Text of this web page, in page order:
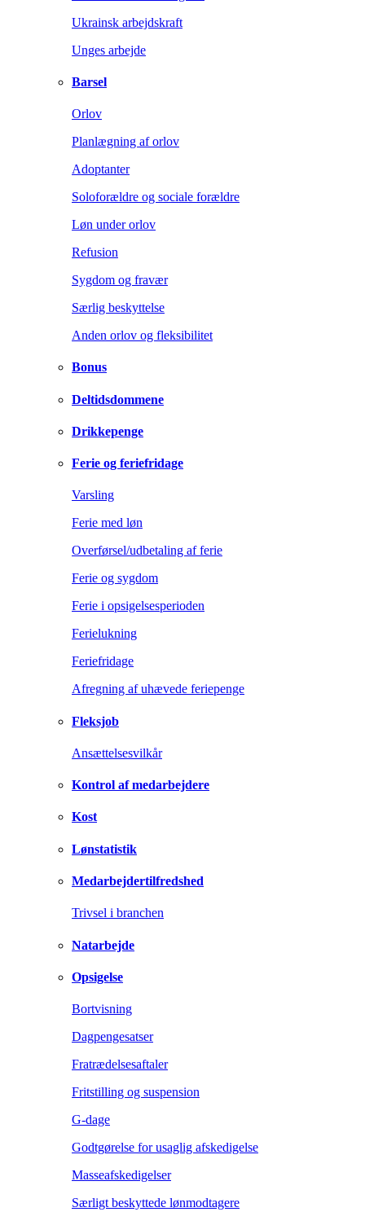
Ukrainsk arbejdskraft
Unges arbejde
Barsel
Orlov
Planlægning af orlov
Adoptanter
Soloforældre og sociale forældre
Løn under orlov
Refusion
Sygdom og fravær
Særlig beskyttelse
Anden orlov og fleksibilitet
Bonus
Deltidsdommene
Drikkepenge
Ferie og feriefridage
Varsling
Ferie med løn
Overførsel/udbetaling af ferie
Ferie og sygdom
Ferie i opsigelsesperioden
Ferielukning
Feriefridage
Afregning af uhævede feriepenge
Fleksjob
Ansættelsesvilkår
Kontrol af medarbejdere
Kost
Lønstatistik
Medarbejdertilfredshed
Trivsel i branchen
Natarbejde
Opsigelse
Bortvisning
Dagpengesatser
Fratrædelsesaftaler
Fritstilling og suspension
G-dage
Godtgørelse for usaglig afskedigelse
Masseafskedigelser
Særligt beskyttede lønmodtagere